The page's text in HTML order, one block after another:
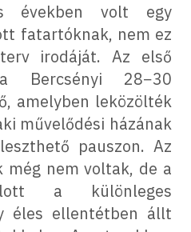
években volt egy
fatartóknak, nem ez
irodáját. Az első
Bercsényi 28−30
amelyben leközölték
művelődési házának
pauszon. Az
nem voltak, de a
a különleges
éles ellentétben állt